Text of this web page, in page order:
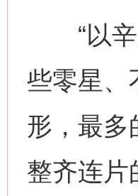
“以辛
些零星、
形，最多
整齐连片